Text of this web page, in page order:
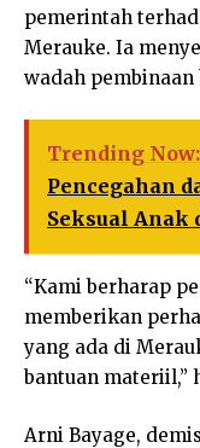
pemerintah
Merauke. Ia
wadah pembinaan
Trending Now:
Pencegahan
Seksual Anak
“Kami berharap
memberikan
yang ada di
bantuan materiil,”
Arni Bayage,